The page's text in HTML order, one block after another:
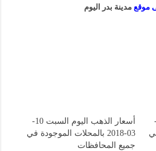
موقع مدينة بدر اليوم
28-
أسعار الذهب اليوم السبت 10-
03-2018 بالمحلات الموجودة في
جميع المحافظات